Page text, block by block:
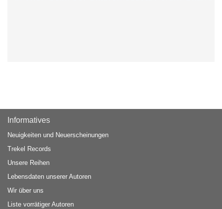
Informatives
Neuigkeiten und Neuerscheinungen
Trekel Records
Unsere Reihen
Lebensdaten unserer Autoren
Wir über uns
Liste vorrätiger Autoren